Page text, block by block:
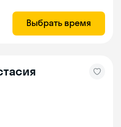
Выбрать время